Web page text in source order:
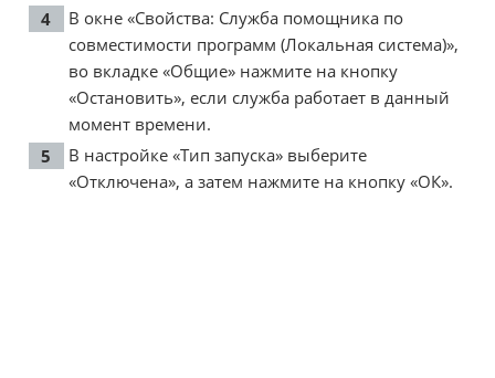
В окне «Свойства: Служба помощника по
совместимости программ (Локальная система)»,
во вкладке «Общие» нажмите на кнопку
«Остановить», если служба работает в данный
момент времени.
В настройке «Тип запуска» выберите
«Отключена», а затем нажмите на кнопку «ОК».